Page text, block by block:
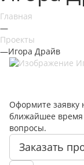
Главная
—
Проекты
—Игора Драйв
Оформите заявку
ближайшее
вопросы.
Заказать